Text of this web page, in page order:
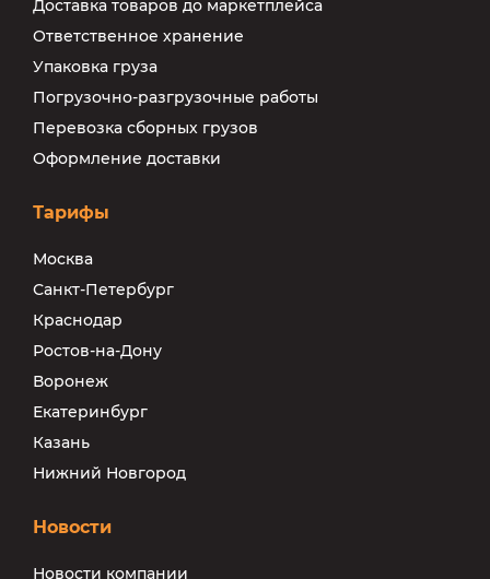
Доставка товаров до маркетплейса
Ответственное хранение
Упаковка груза
Погрузочно-разгрузочные работы
Перевозка сборных грузов
Оформление доставки
Тарифы
Москва
Санкт-Петербург
Краснодар
Ростов-на-Дону
Воронеж
Екатеринбург
Казань
Нижний Новгород
Новости
Новости компании